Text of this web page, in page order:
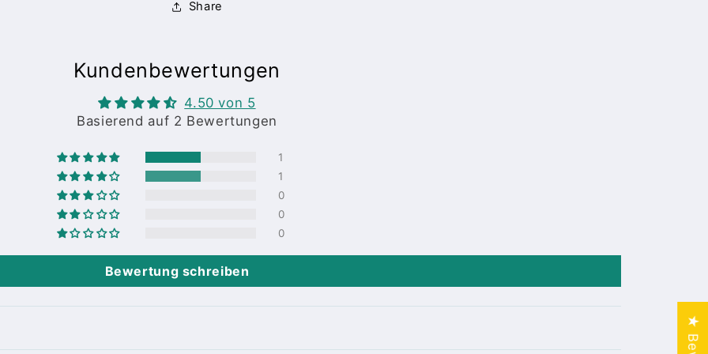
Share
Kundenbewertungen
4.50 von 5
Basierend auf 2 Bewertungen
1
1
0
0
0
Bewertung schreiben